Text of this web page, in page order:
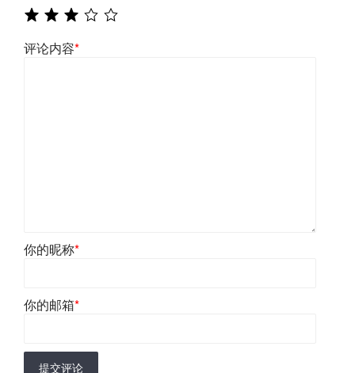
评论内容*
你的昵称*
你的邮箱*
提交评论